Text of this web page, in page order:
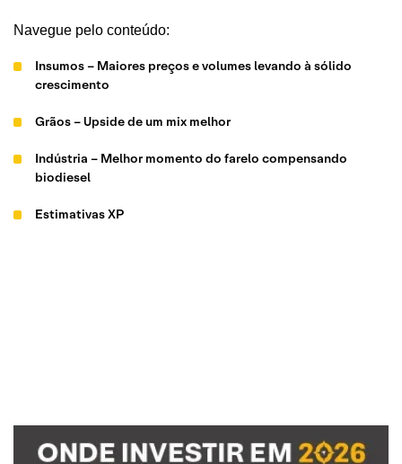
Navegue pelo conteúdo:
Insumos – Maiores preços e volumes levando à sólido
crescimento
Grãos – Upside de um mix melhor
Indústria – Melhor momento do farelo compensando
biodiesel
Estimativas XP